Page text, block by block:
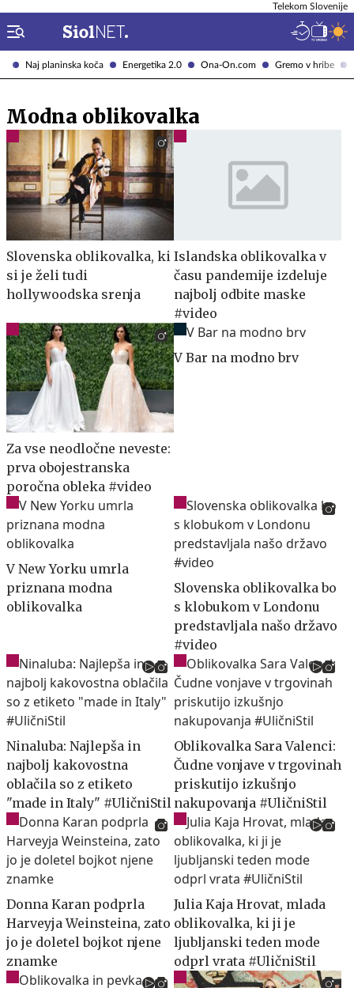
Naj planinska koča Energetika 2.0 Ona-On.com Gremo v hribe
Telekom Slovenije
Modna oblikovalka
Slovenska oblikovalka, ki
si je želi tudi
hollywoodska srenja
Islandska oblikovalka v
času pandemije izdeluje
najbolj odbite maske
#video
Za vse neodločne neveste:
prva obojestranska
poročna obleka #video
V Bar na modno brv
V New Yorku umrla
priznana modna
oblikovalka
Slovenska oblikovalka bo
s klobukom v Londonu
predstavljala našo državo
#video
Ninaluba: Najlepša in
najbolj kakovostna
oblačila so z etiketo
"made in Italy" #UličniStil
Oblikovalka Sara Valenci:
Čudne vonjave v trgovinah
priskutijo izkušnjo
nakupovanja #UličniStil
Donna Karan podprla
Harveyja Weinsteina, zato
jo je doletel bojkot njene
znamke
Julia Kaja Hrovat, mlada
oblikovalka, ki ji je
ljubljanski teden mode
odprl vrata #UličniStil